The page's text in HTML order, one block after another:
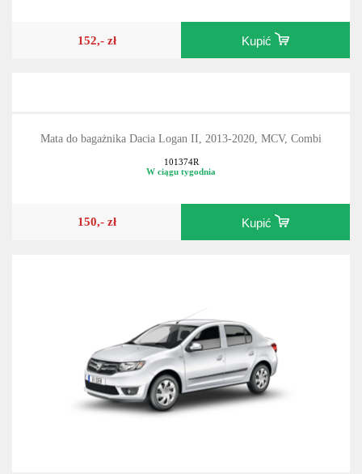
152,- zł Kupić
Mata do bagażnika Dacia Logan II, 2013-2020, MCV, Combi
101374R
W ciągu tygodnia
150,- zł Kupić